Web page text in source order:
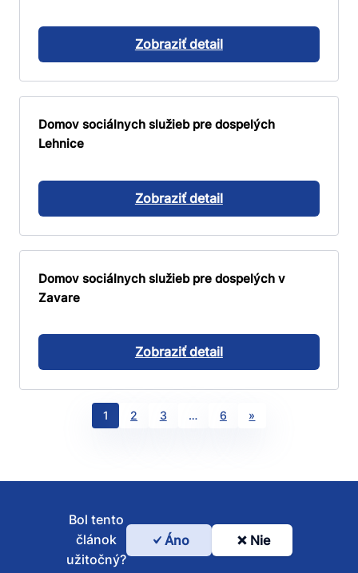
Zobraziť detail
Domov sociálnych služieb pre dospelých
Lehnice
Zobraziť detail
Domov sociálnych služieb pre dospelých v
Zavare
Zobraziť detail
1 2 3 … 6 »
Bol
Bol tento
článok
užitočný?
Áno Nie